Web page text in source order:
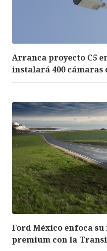
Arranca proyecto C5
instalará 400
Ford México enfoca
premium con la